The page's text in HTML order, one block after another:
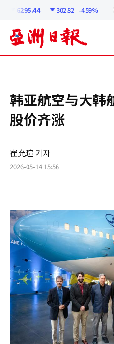
6295.44 302.82 -4.59%
韩亚航空与大韩
股价齐涨
崔允瑄 기자
2026-05-14 15:56